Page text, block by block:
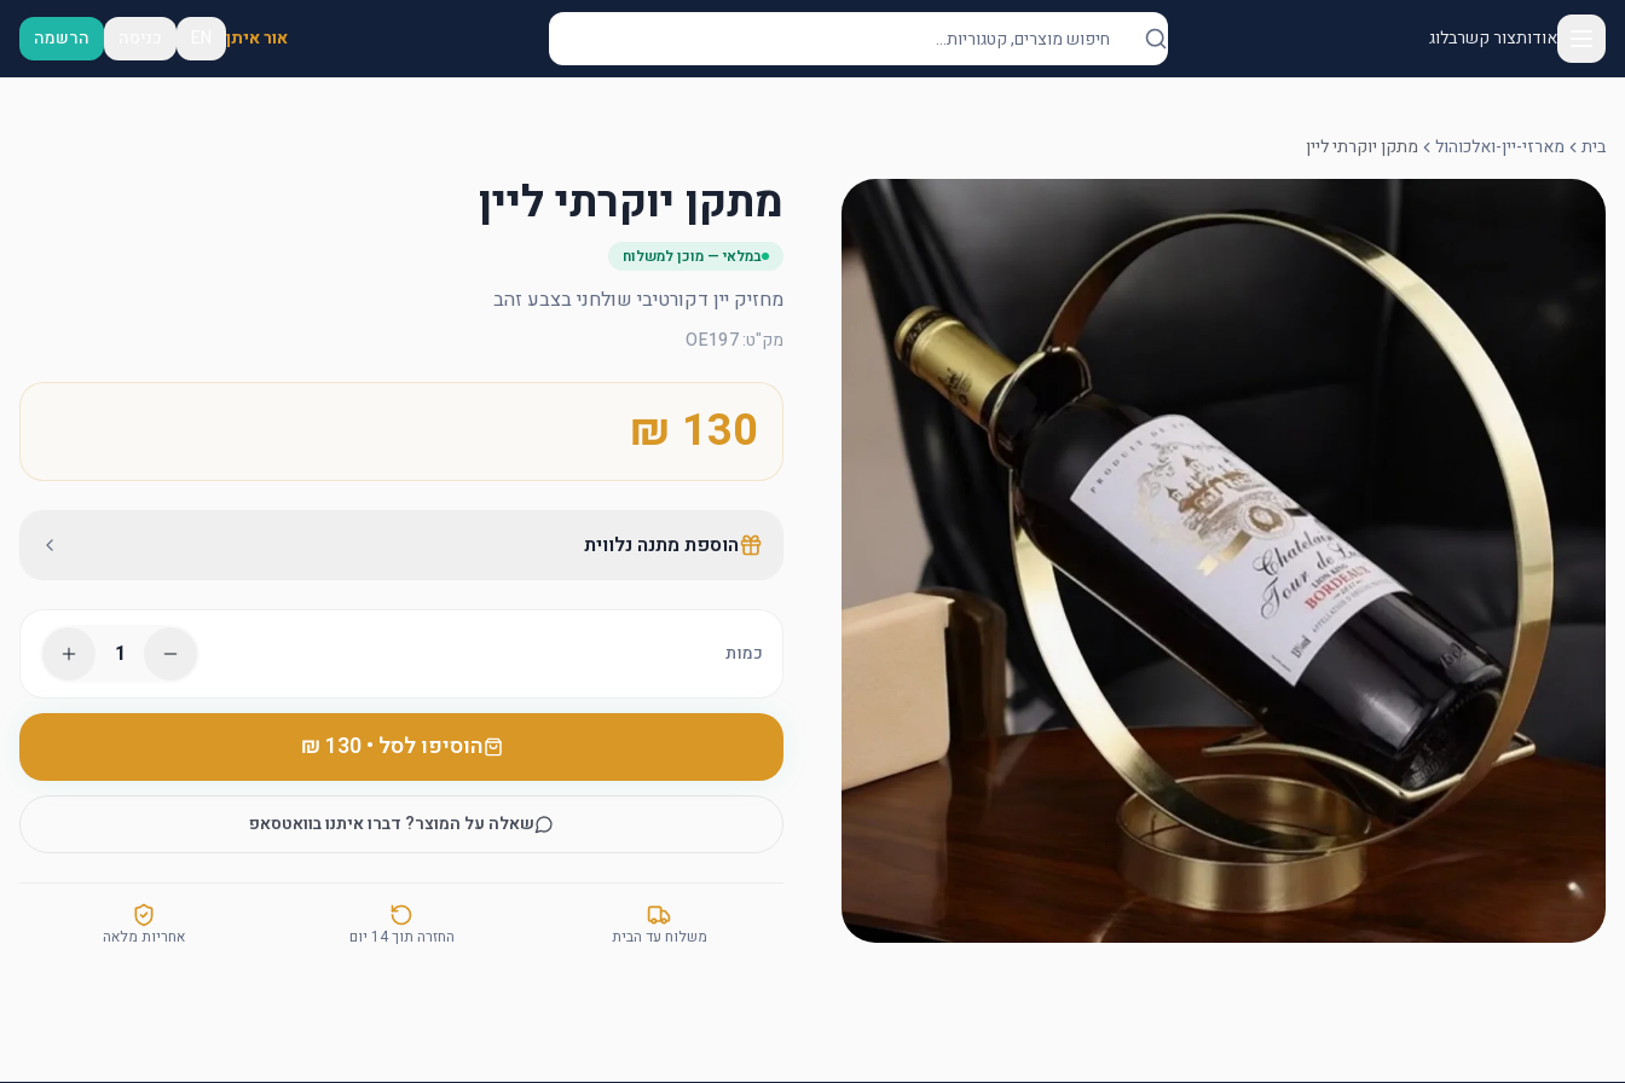
אודותצור קשרבלוג אור איתן הרשמה
בית מארזי-יין-ואלכוהול מתקן יוקרתי ליין
מתקן יוקרתי ליין
במלאי — מוכן למשלוח
מחזיק יין דקורטיבי שולחני בצבע זהב
מק"ט:
OE197
הוספת מתנה נלווית
כמות 1
הוסיפו לסל •
‏130 ₪
שאלה על המוצר? דברו איתנו בוואטסאפ
משלוח עד הבית החזרה תוך 14 יום אחריות מלאה